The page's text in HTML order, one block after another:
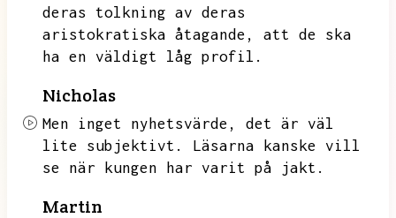
deras tolkning av deras
aristokratiska åtagande,
att de ska
ha en väldigt låg profil.
Nicholas
Men inget nyhetsvärde,
det är väl
lite subjektivt.
Läsarna kanske vill
se när kungen har varit på jakt.
Martin